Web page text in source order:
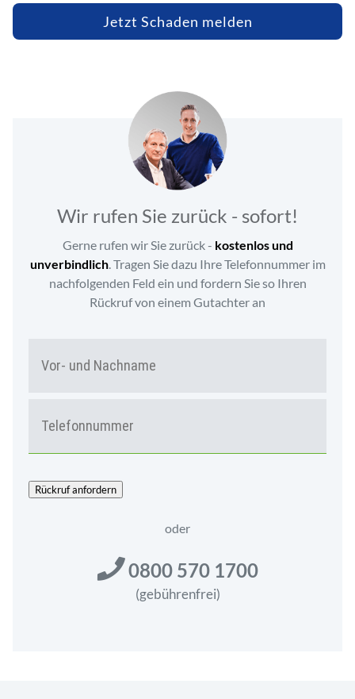
Jetzt Schaden melden
Wir rufen Sie zurück - sofort!
Gerne rufen wir Sie zurück - kostenlos und
unverbindlich. Tragen Sie dazu Ihre Telefonnummer im
nachfolgenden Feld ein und fordern Sie so Ihren
Rückruf von einem Gutachter an
E
Rückruf anfordern
oder
0800 570 1700
(gebührenfrei)